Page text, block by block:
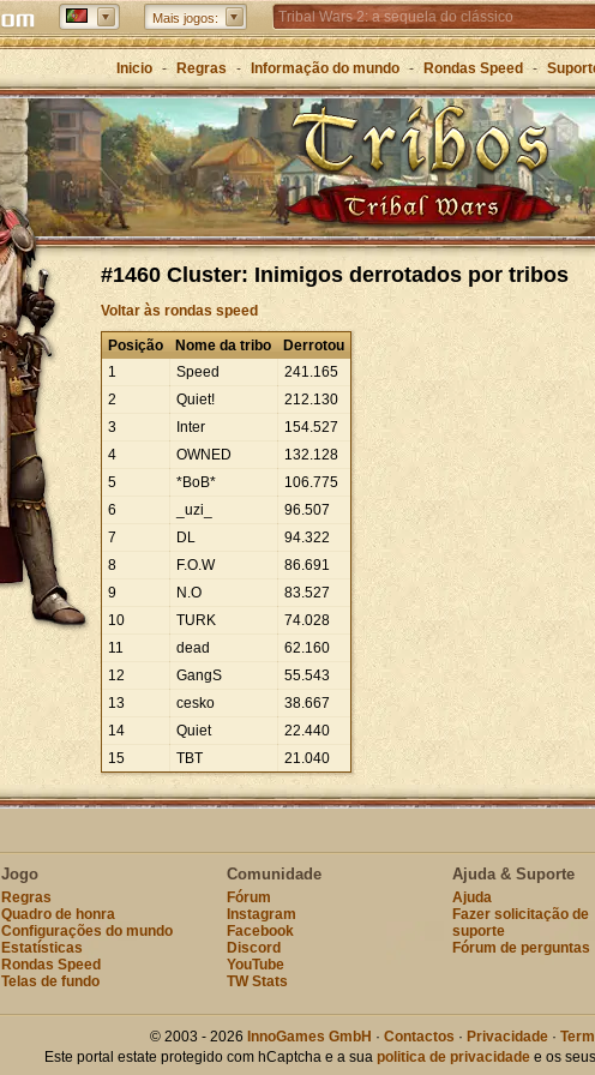
Mais jogos: Tribal Wars 2: a sequela do clássico
Forge of Empires – Estratégia ao longo das eras
Grepolis – Construa o seu império na Grécia
Inicio - Regras - Informação do mundo - Rondas Speed -
#1460 Cluster: Inimigos derrotados por tribos
Voltar às rondas speed
Posição Nome da tribo
Derrotou
1
Speed 241.165
2
Quiet! 212.130
3
Inter 154.527
4
OWNED 132.128
5
*BoB* 106.775
6
_uzi_ 96.507
7
DL 94.322
8
F.O.W 86.691
9
N.O 83.527
10
TURK 74.028
11
dead 62.160
12
GangS 55.543
13
cesko 38.667
14
Quiet 22.440
15
TBT 21.040
Jogo
Regras
Quadro de honra
Configurações do mundo
Estatísticas
Rondas Speed
Telas de fundo
Comunidade
Fórum
Instagram
Facebook
Discord
YouTube
TW Stats
Ajuda & Suporte
Ajuda
Fazer solicitação de
suporte
Fórum de perguntas
© 2003 - 2026 InnoGames GmbH · Contactos · Privacidade·
Este portal estate protegido com hCaptcha e a sua politica de privacidadee os seus